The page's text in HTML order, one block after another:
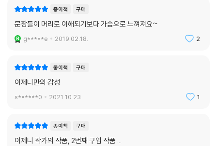
종이책 구매
문장들이 머리로 이해되기보다 가슴으로 느껴져요~
g*****e 2019.02.18. 2
종이책 구매
이제니만의 감성
s******0 2021.10.23. 1
종이책 구매
이제니 작가의 작품, 2번째 구입 작품 ...